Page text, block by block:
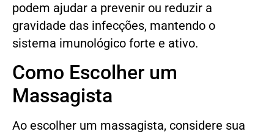
podem ajudar a prevenir ou reduzir a
gravidade das infecções, mantendo o
sistema imunológico forte e ativo.
Como Escolher um
Massagista
Ao escolher um massagista, considere sua